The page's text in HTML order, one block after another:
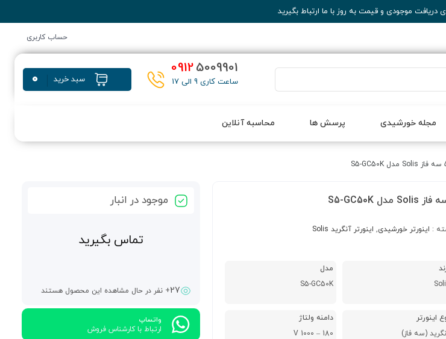
حساب کاربری
5009901
0912
ساعت کاری 9 الی 17 سبد خرید 0
مجله خورشیدی پرسش ها محاسبه آنلاین
: اینورتر خورشیدی, اینورتر آنگرید Solis
مدل
S5-GC50K
اینورتر
(سه فاز)
دامنه ولتاژ
180 – 1000 V
موجود در انبار
تماس بگیرید
27+ نفر در حال مشاهده این محصول هستند
واتساپ
ارتباط با کارشناس فروش